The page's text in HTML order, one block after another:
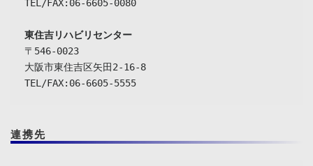
TEL/FAX:06-6605-0080
東住吉リハビリセンター
〒546-0023
大阪市東住吉区矢田2-16-8
TEL/FAX:06-6605-5555
連携先